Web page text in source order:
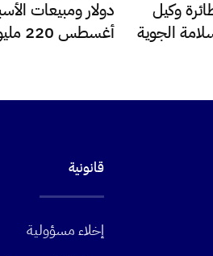
وكيل
الجوية
دولار ومبيعات
أغسطس 220 مليون دولار
قانونية
إخلاء مسؤولية